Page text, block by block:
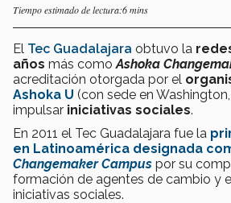
Tiempo estimado de lectura:6 mins
El Tec Guadalajara obtuvo la
años más como Ashoka
acreditación otorgada por el
Ashoka U (con sede en Washington,
impulsar iniciativas sociales.
En 2011 el Tec Guadalajara fue la
en Latinoamérica designada
Changemaker Campus por su
formación de agentes de cambio y
iniciativas sociales.